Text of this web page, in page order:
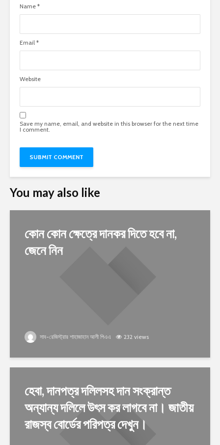
Name *
Email *
Website
Save my name, email, and website in this browser for the next time
I comment.
You may also like
কোন কোন ক্ষেত্রে দানকর দিতে হবে না,
জেনে নিন
সাব-রেজিস্ট্রার শাহাজাহান আলী পিএএ 232 views
হেবা, দানপত্র দলিলসহ দান সংক্রান্ত
অন্যান্য দলিলে উৎস কর লাগবে না। জাতীয়
রাজস্ব বোর্ডের পরিপত্র দেখুন।